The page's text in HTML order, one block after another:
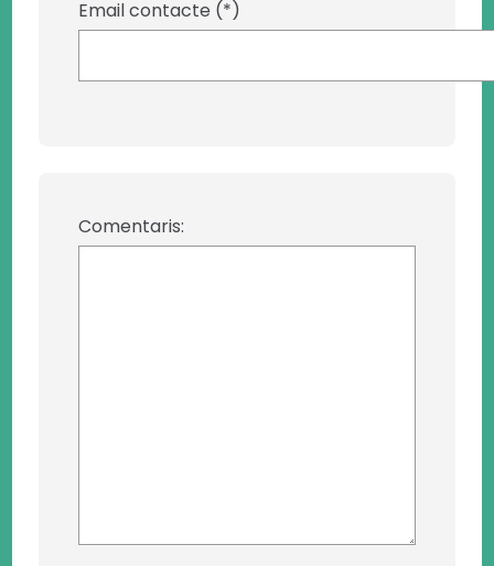
Email contacte (*)
Comentaris: